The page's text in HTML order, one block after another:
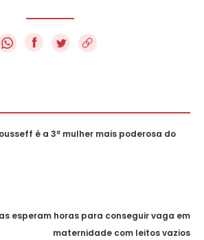
f
é a 3ª mulher mais poderosa do
esperam horas para conseguir vaga em
maternidade com leitos vazios